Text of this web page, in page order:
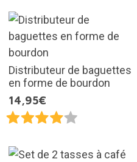
Distributeur de baguettes
en forme de bourdon
14,95€